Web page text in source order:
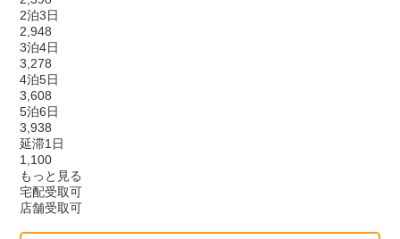
2泊3日
2,948
3泊4日
3,278
4泊5日
3,608
5泊6日
3,938
延滞1日
1,100
もっと見る
宅配受取可
店舗受取可